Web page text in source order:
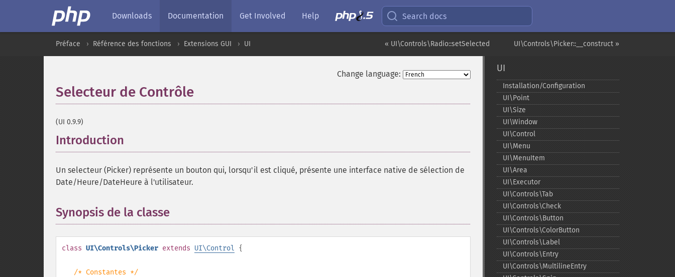
Downloads Documentation Get Involved Help Search docs
UI\Controls\Picker::__construct »
« UI\Controls\Radio::setSelected
Préface Référence des fonctions Extensions GUI UI
Change language:
Selecteur de Contrôle
(UI 0.9.9)
Introduction
Un selecteur (Picker) représente un bouton qui, lorsqu'il est cliqué, présente une interface native de sélection de
Date/Heure/DateHeure à l'utilisateur.
Synopsis de la classe
class UI\Controls\Picker extends UI\Control {
/* Constantes */
UI
Installation/Configuration
UI\Point
UI\Size
UI\Window
UI\Control
UI\Menu
UI\MenuItem
UI\Area
UI\Executor
UI\Controls\Tab
UI\Controls\Check
UI\Controls\Button
UI\Controls\ColorButton
UI\Controls\Label
UI\Controls\Entry
UI\Controls\MultilineEntry